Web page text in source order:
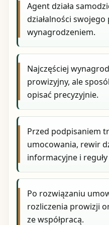
Agent działa
działalności
wynagrodzeniem.
Najczęściej
prowizyjny, ale
opisać precyzyjnie.
Przed podpisaniem
umocowania, rewir
informacyjne i
Po rozwiązaniu
rozliczenia prowizji
ze współpracą.